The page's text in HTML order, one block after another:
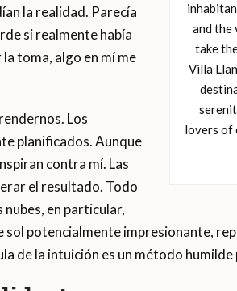
and the
take
Villa
lovers of
la realidad. Parecía
si realmente había
toma, algo en mí me
Los
planificados. Aunque
contra mí. Las
el resultado. Todo
en particular,
sol potencialmente impresionante,
de la intuición es un método humilde